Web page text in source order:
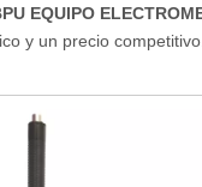
EQUIPO
y un precio